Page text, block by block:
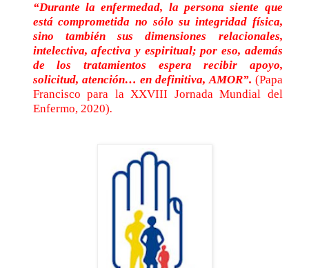
“Durante la enfermedad, la persona siente que
está comprometida no sólo su integridad física,
sino también sus dimensiones relacionales,
intelectiva, afectiva y espiritual; por eso, además
de los tratamientos espera recibir apoyo,
solicitud, atención… en definitiva, AMOR”. (Papa
Francisco para la XXVIII Jornada Mundial del
Enfermo, 2020).